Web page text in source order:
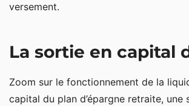
versement.
La sortie en capital
Zoom sur le fonctionnement de la
capital du plan d’épargne retraite, une